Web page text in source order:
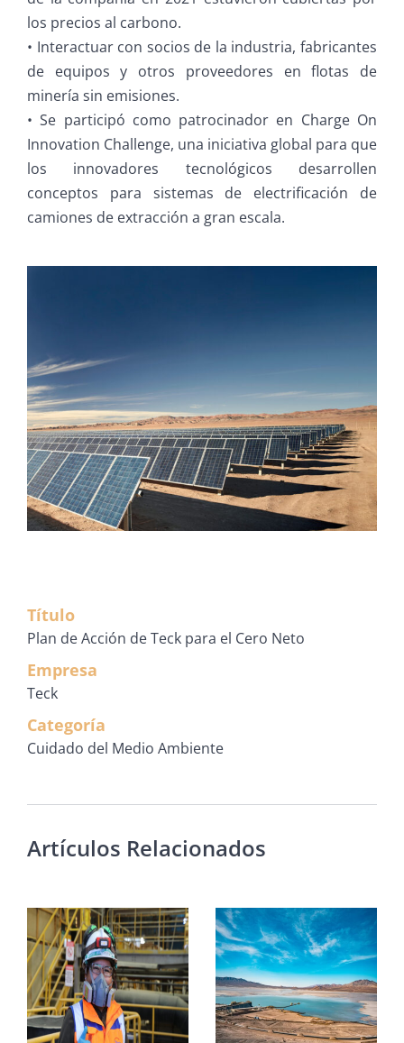
los precios al carbono.
• Interactuar con socios de la industria, fabricantes
de equipos y otros proveedores en flotas de
minería sin emisiones.
• Se participó como patrocinador en Charge On
Innovation Challenge, una iniciativa global para que
los innovadores tecnológicos desarrollen
conceptos para sistemas de electrificación de
camiones de extracción a gran escala.
Título
Plan de Acción de Teck para el Cero Neto
Empresa
Teck
Categoría
Cuidado del Medio Ambiente
Artículos Relacionados